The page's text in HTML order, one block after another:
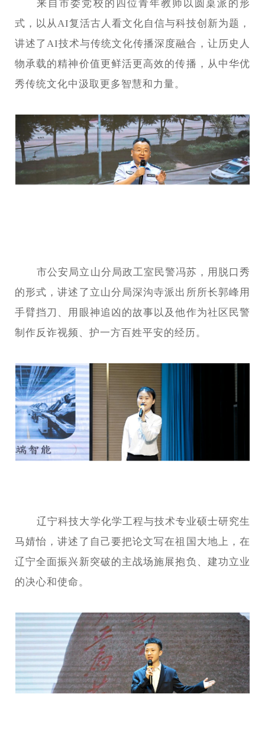
来自市委党校的四位青年教师以圆桌派的形
式，以从AI复活古人看文化自信与科技创新为题，
讲述了AI技术与传统文化传播深度融合，让历史人
物承载的精神价值更鲜活更高效的传播，从中华优
秀传统文化中汲取更多智慧和力量。
市公安局立山分局政工室民警冯苏，用脱口秀
的形式，讲述了立山分局深沟寺派出所所长郭峰用
手臂挡刀、用眼神追凶的故事以及他作为社区民警
制作反诈视频、护一方百姓平安的经历。
辽宁科技大学化学工程与技术专业硕士研究生
马婧怡，讲述了自己要把论文写在祖国大地上，在
辽宁全面振兴新突破的主战场施展抱负、建功立业
的决心和使命。